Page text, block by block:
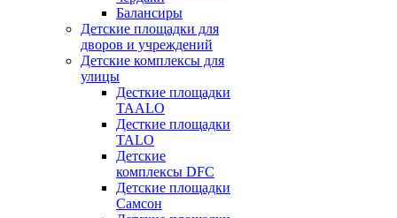
Балансиры
Детские площадки для
дворов и учреждений
Детские комплексы для
улицы
Десткие площадки
TAALO
Десткие площадки
TALO
Детские
комплексы DFC
Детские площадки
Самсон